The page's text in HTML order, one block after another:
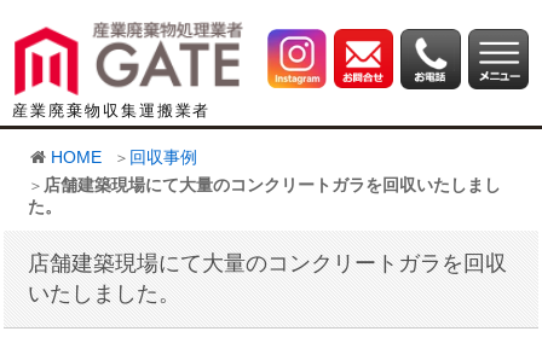
産業廃棄物収集運搬業者
HOME
回収事例
店舗建築現場にて大量のコンクリートガラを回収いたしまし
た。
店舗建築現場にて大量のコンクリートガラを回収
いたしました。